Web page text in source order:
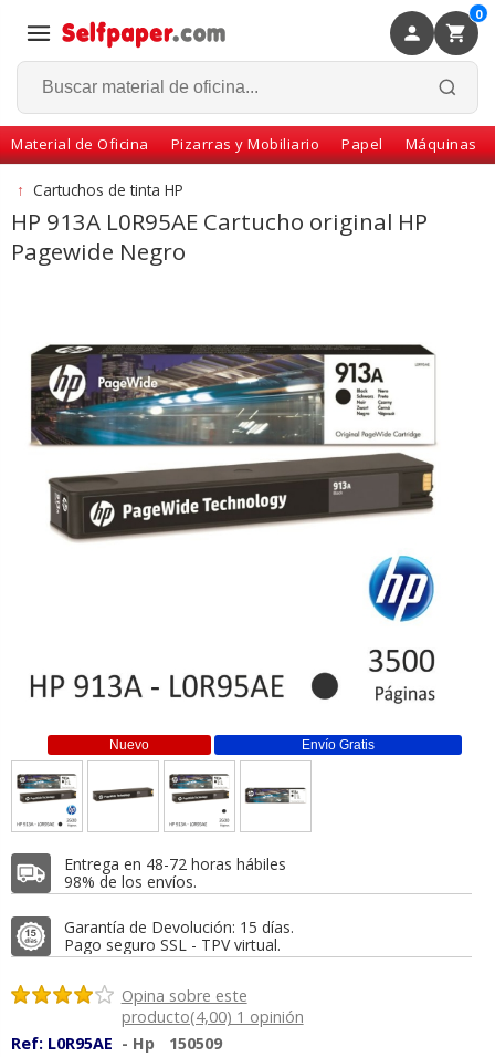
0
Material de Oficina Pizarras y Mobiliario Papel Máquinas
Volver
↑ Cartuchos de tinta HP
HP 913A L0R95AE Cartucho original HP
Pagewide Negro
Envío Gratis
Nuevo
Entrega en 48-72 horas hábiles
98% de los envíos.
Garantía de Devolución: 15 días.
Pago seguro SSL - TPV virtual.
Opina sobre este
producto(4,00) 1 opinión
Ref: L0R95AE - Hp 150509